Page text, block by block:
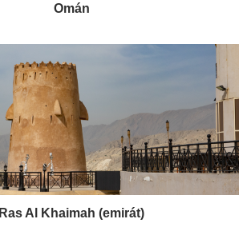
Omán
Ras Al Khaimah (emirát)